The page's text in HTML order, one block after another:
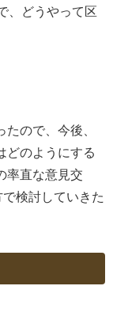
、どうやって区
ので、今後、
どのようにする
率直な意見交
検討していきた